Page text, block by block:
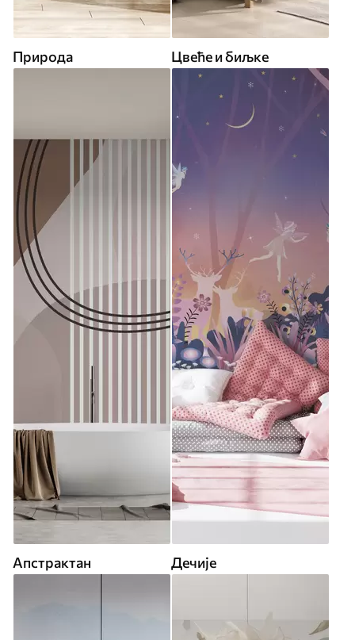
Природа Цвеће и биљке
Апстрактан Дечије